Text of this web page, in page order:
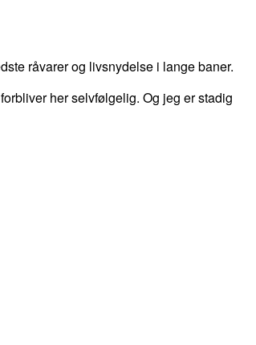
råvarer og livsnydelse i lange baner.
her selvfølgelig. Og jeg er stadig